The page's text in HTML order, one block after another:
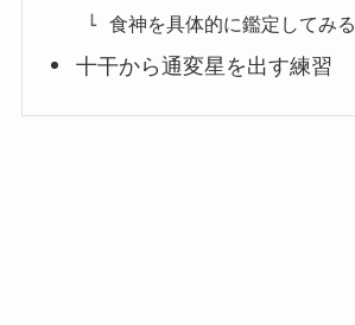
食神を具体的に鑑定してみる
十干から通変星を出す練習